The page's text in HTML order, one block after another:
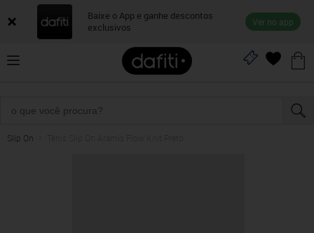
Baixe o App e ganhe descontos
exclusivos
Ver no app
Slip On